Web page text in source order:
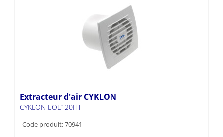
Extracteur d'air CYKLON
CYKLON EOL120HT
Code produit: 70941